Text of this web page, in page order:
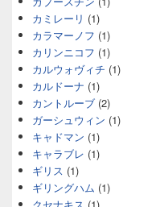
カミレーリ (1)
カラマーノフ (1)
カリンニコフ (1)
カルウォヴィチ (1)
カルドーナ (1)
カントルーブ (2)
ガーシュウィン (1)
キャドマン (1)
キャラブレ (1)
ギリス (1)
ギリングハム (1)
クセナキス (1)